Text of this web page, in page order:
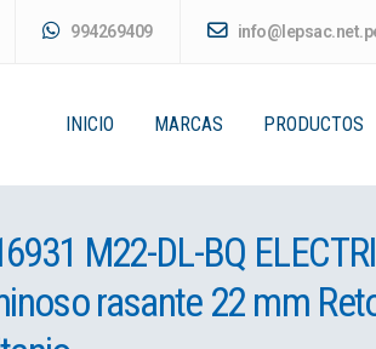
994269409
INICIO MARCAS PRODUCTOS
M22-DL-BQ
rasante 22 mm